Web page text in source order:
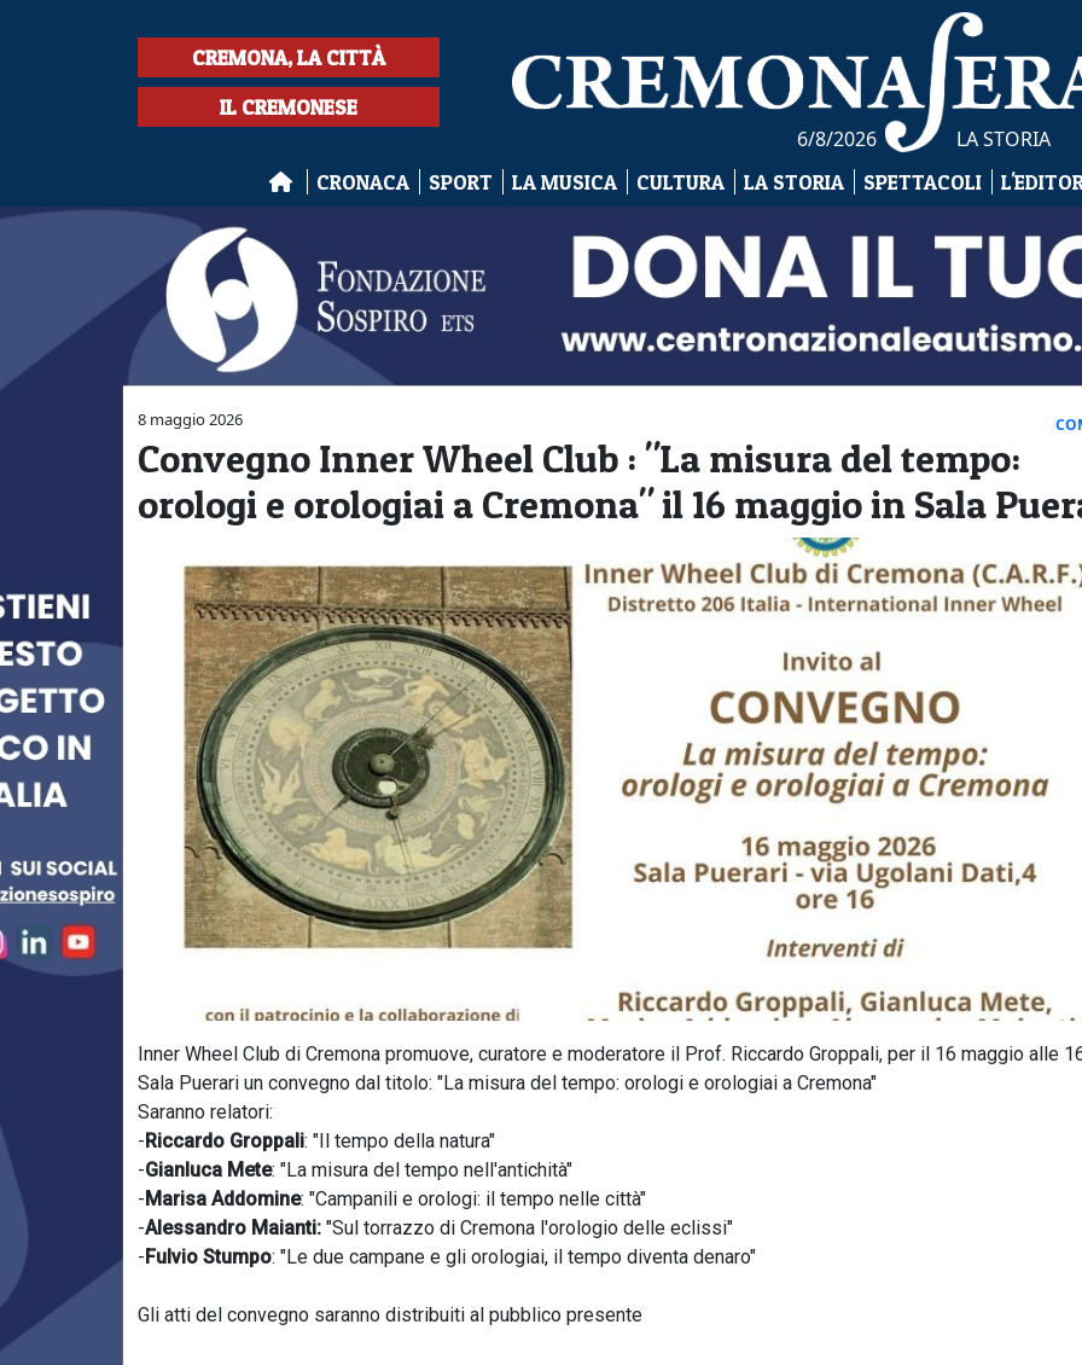
CREMONA, LA CITTÀ
IL CREMONESE
6/8/2026 LA STORIA
CRONACA SPORT LA MUSICA CULTURA LA STORIA SPETTACOLI
8 maggio 2026
Convegno Inner Wheel Club : "La misura del tempo:
orologi e orologiai a Cremona" il 16 maggio in Sala
Inner Wheel Club di Cremona promuove, curatore e moderatore il Prof. Riccardo Groppali, per il 16 maggio alle
Sala Puerari un convegno dal titolo: "La misura del tempo: orologi e orologiai a Cremona"
Saranno relatori:
-Riccardo Groppali: "Il tempo della natura"
-Gianluca Mete: "La misura del tempo nell'antichità"
-Marisa Addomine: "Campanili e orologi: il tempo nelle città"
-Alessandro Maianti: "Sul torrazzo di Cremona l'orologio delle eclissi"
-Fulvio Stumpo: "Le due campane e gli orologiai, il tempo diventa denaro"
Gli atti del convegno saranno distribuiti al pubblico presente